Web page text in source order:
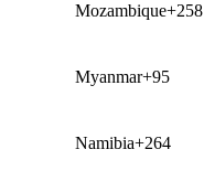
Mozambique+258
Myanmar+95
Namibia+264